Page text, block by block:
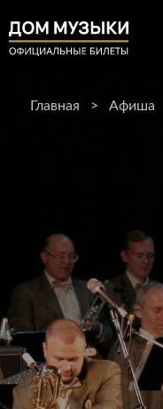
Главная > Афиша